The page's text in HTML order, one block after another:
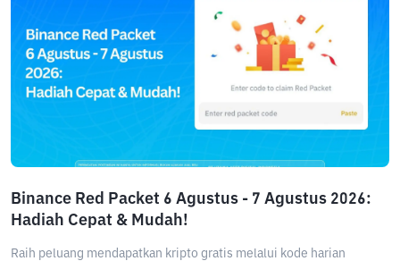
Binance Red Packet 6 Agustus - 7 Agustus 2026:
Hadiah Cepat & Mudah!
Raih peluang mendapatkan kripto gratis melalui kode harian